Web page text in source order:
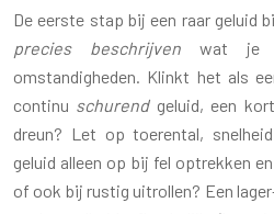
De eerste stap bij een raar geluid
precies beschrijven wat je
omstandigheden. Klinkt het als
continu schurendgeluid, een kort
dreun? Let op toerental,
geluid alleen op bij fel optrekken
of ook bij rustig uitrollen? Een